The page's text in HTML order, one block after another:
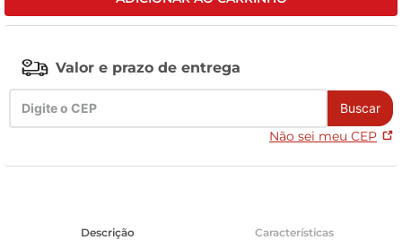
Valor e prazo de entrega
Buscar
Não sei meu CEP
Descrição Características